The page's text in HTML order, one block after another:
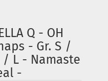
Q - OH
- Gr. S /
/ L - Namaste
-